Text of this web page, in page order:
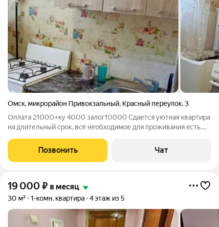
Омск, микрорайон Привокзальный, Красный переулок,3
Оплата 21000+ку 4000 залог10000 Сдается уютная квартира
на длительный срок, всё необходимое для проживания есть.
техникума железнодорожного транспорта. Оплата комиссии
агентства по факту заселения.
Позвонить Чат
19 000 ₽ в месяц
30 м² 1-комн. квартира 4 этаж из 5